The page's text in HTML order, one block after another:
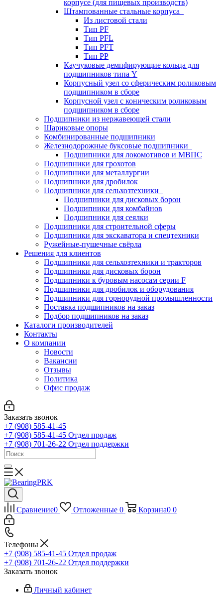
корпусе (для пищевых производств)
Штампованные стальные корпуса
Из листовой стали
Тип PF
Тип PFL
Тип PFT
Тип PP
Каучуковые демпфирующие кольца для
подшипников типа Y
Корпусный узел со сферическим роликовым
подшипником в сборе
Корпусной узел с коническим роликовым
подшипником в сборе
Подшипники из нержавеющей стали
Шариковые опоры
Комбинированные подшипники
Железнодорожные буксовые подшипники
Подшипники для локомотивов и МВПС
Подшипники для грохотов
Подшипники для металлургии
Подшипники для дробилок
Подшипники для сельхозтехники
Подшипники для дисковых борон
Подшипники для комбайнов
Подшипники для сеялки
Подшипники для строительной сферы
Подшипники для экскаватора и спецтехники
Ружейные-пушечные свёрла
Решения для клиентов
Подшипники для сельхозтехники и тракторов
Подшипники для дисковых борон
Подшипники к буровым насосам серии F
Подшипники для дробилок и оборудования
Подшипники для горнорудной промышленности
Поставка подшипников на заказ
Подбор подшипников на заказ
Каталоги производителей
Контакты
О компании
Новости
Вакансии
Отзывы
Политика
Офис продаж
Заказать звонок
+7 (908) 585-41-45
+7 (908) 585-41-45 Отдел продаж
+7 (908) 701-26-22 Отдел поддержки
Сравнение0 Отложенные 0 Корзина0 0
Телефоны
+7 (908) 585-41-45 Отдел продаж
+7 (908) 701-26-22 Отдел поддержки
Заказать звонок
Личный кабинет